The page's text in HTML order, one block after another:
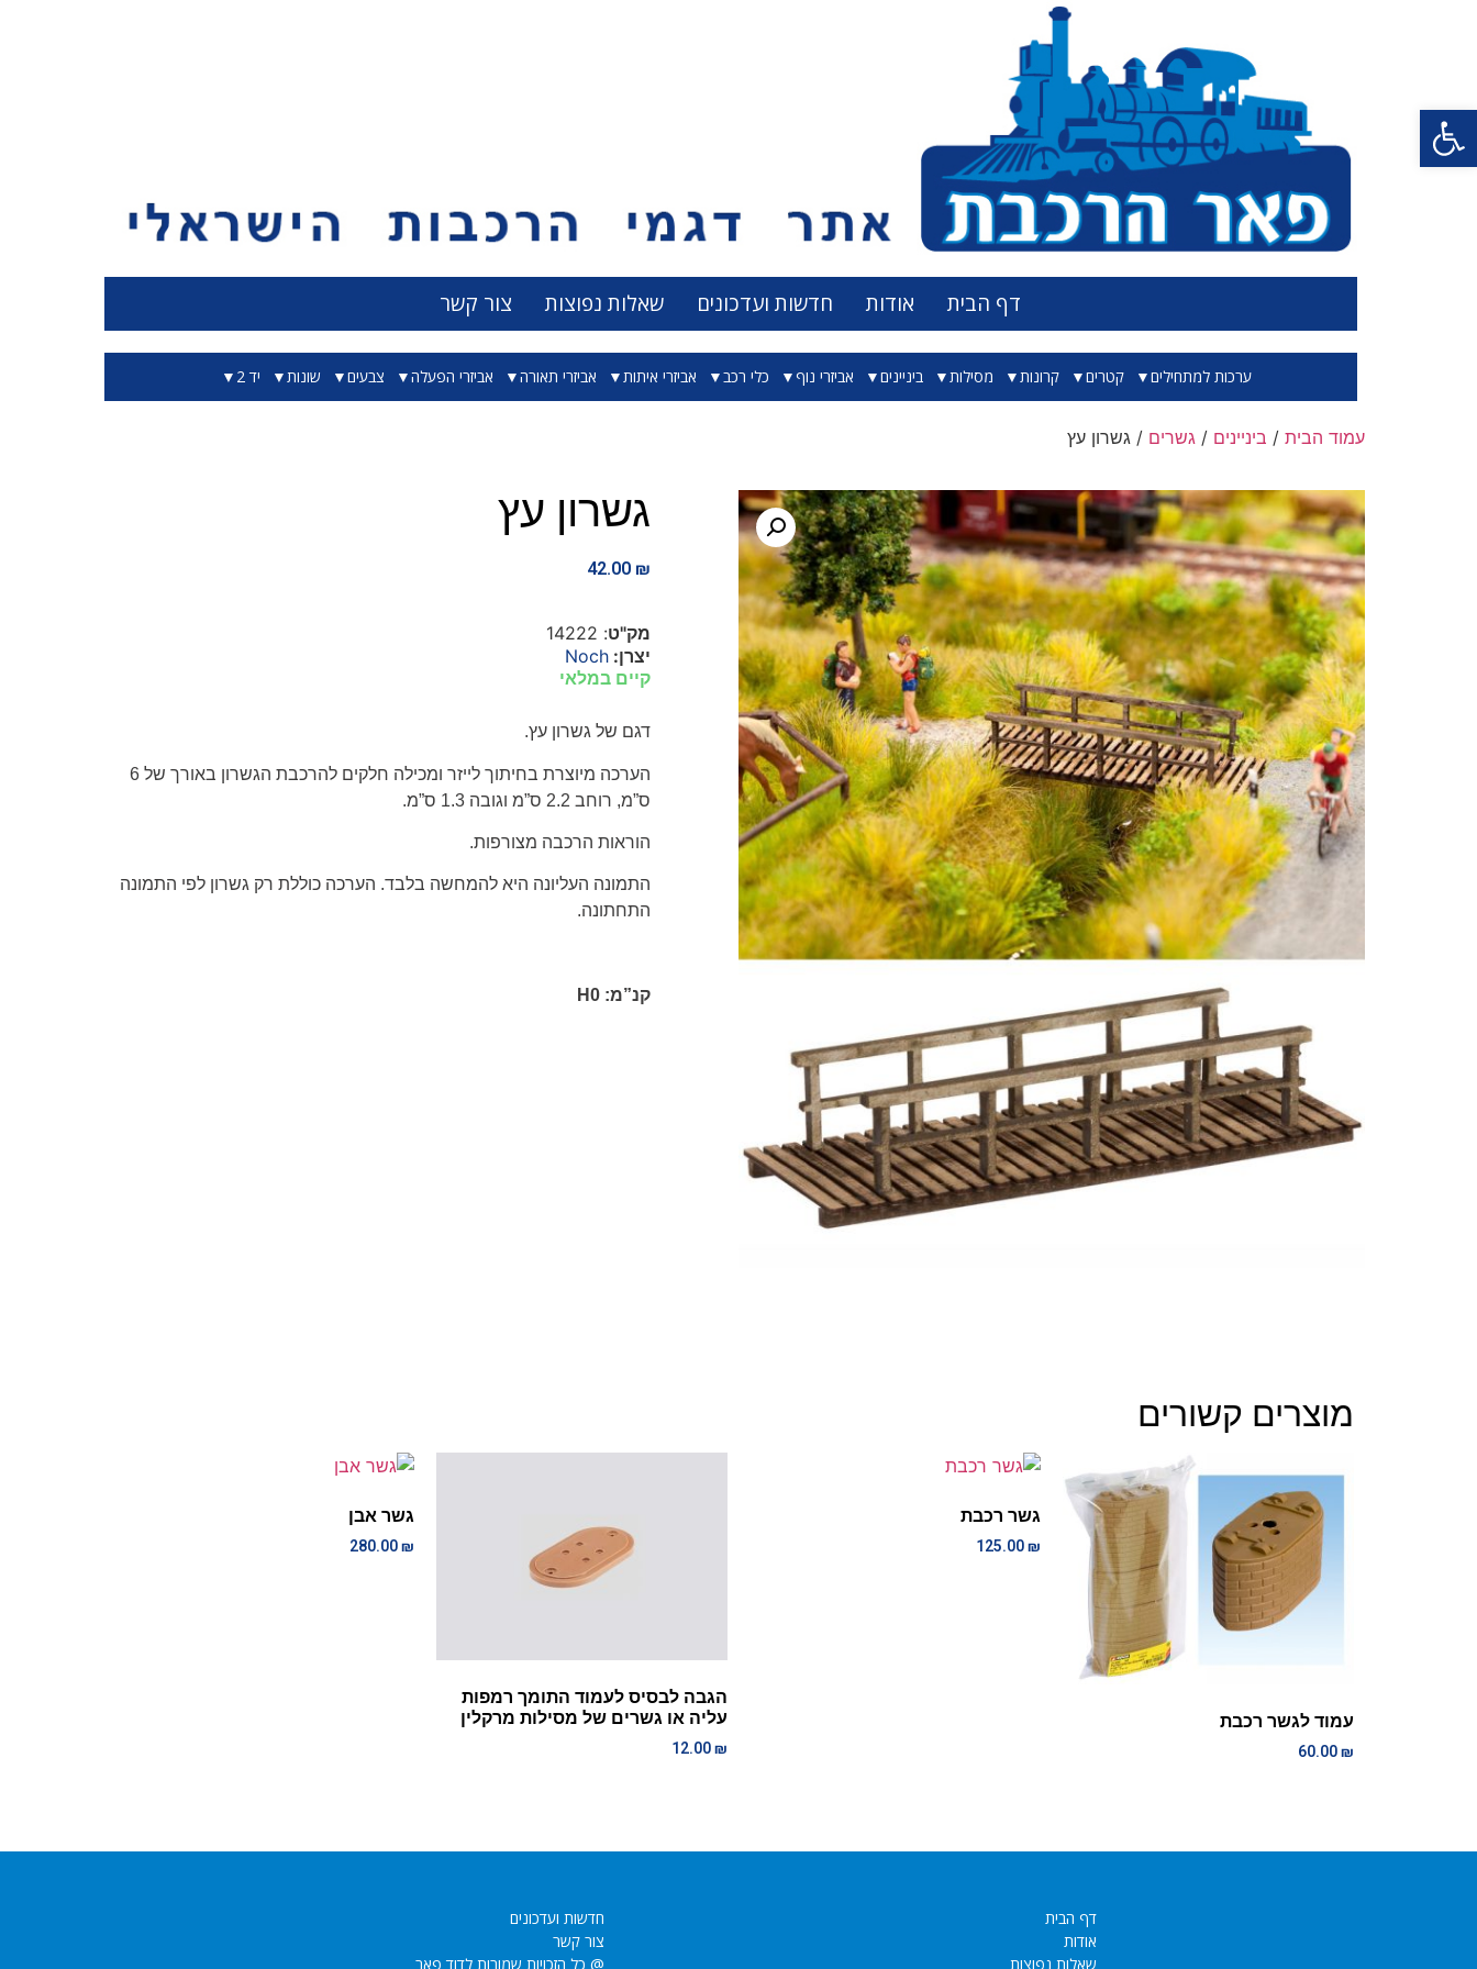
פתח סרגל נגישות
דף הבית אודות חדשות ועדכונים שאלות נפוצות צור קשר
ערכות למתחילים קטרים קרונות מסילות ביניינים אביזרי נוף כלי רכב אביזרי איתות אביזרי תאורה אביזרי הפעלה צבעים שונות יד 2
עמוד הבית / ביניינים / גשרים / גשרון עץ
גשרון עץ
42.00 ₪
מק"ט: 14222
יצרן: Noch
קיים במלאי
דגם של גשרון עץ.
הערכה מיוצרת בחיתוך לייזר ומכילה חלקים להרכבת הגשרון באורך של 6
ס”מ, רוחב 2.2 ס”מ וגובה 1.3 ס”מ.
הוראות הרכבה מצורפות.
התמונה העליונה היא להמחשה בלבד. הערכה כוללת רק גשרון לפי התמונה
התחתונה.
קנ”מ: H0
מוצרים קשורים
עמוד לגשר רכבת
60.00₪
גשר רכבת
125.00₪
הגבה לבסיס לעמוד התומך רמפות
עליה או גשרים של מסילות מרקלין
12.00₪
גשר אבן
280.00₪
דף הבית
אודות
שאלות נפוצות
חדשות ועדכונים
צור קשר
@ כל הזכויות שמורות לדוד פאר